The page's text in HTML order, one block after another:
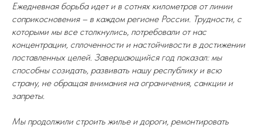
Ежедневная борьба идет и в сотнях километров от линии
соприкосновения – в каждом регионе России. Трудности, с
которыми мы все столкнулись, потребовали от нас
концентрации, сплоченности и настойчивости в достижении
поставленных целей. Завершающийся год показал: мы
способны созидать, развивать нашу республику и всю
страну, не обращая внимания на ограничения, санкции и
запреты.
Мы продолжили строить жилье и дороги, ремонтировать